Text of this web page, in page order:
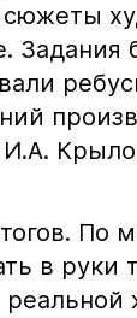
По
в руки